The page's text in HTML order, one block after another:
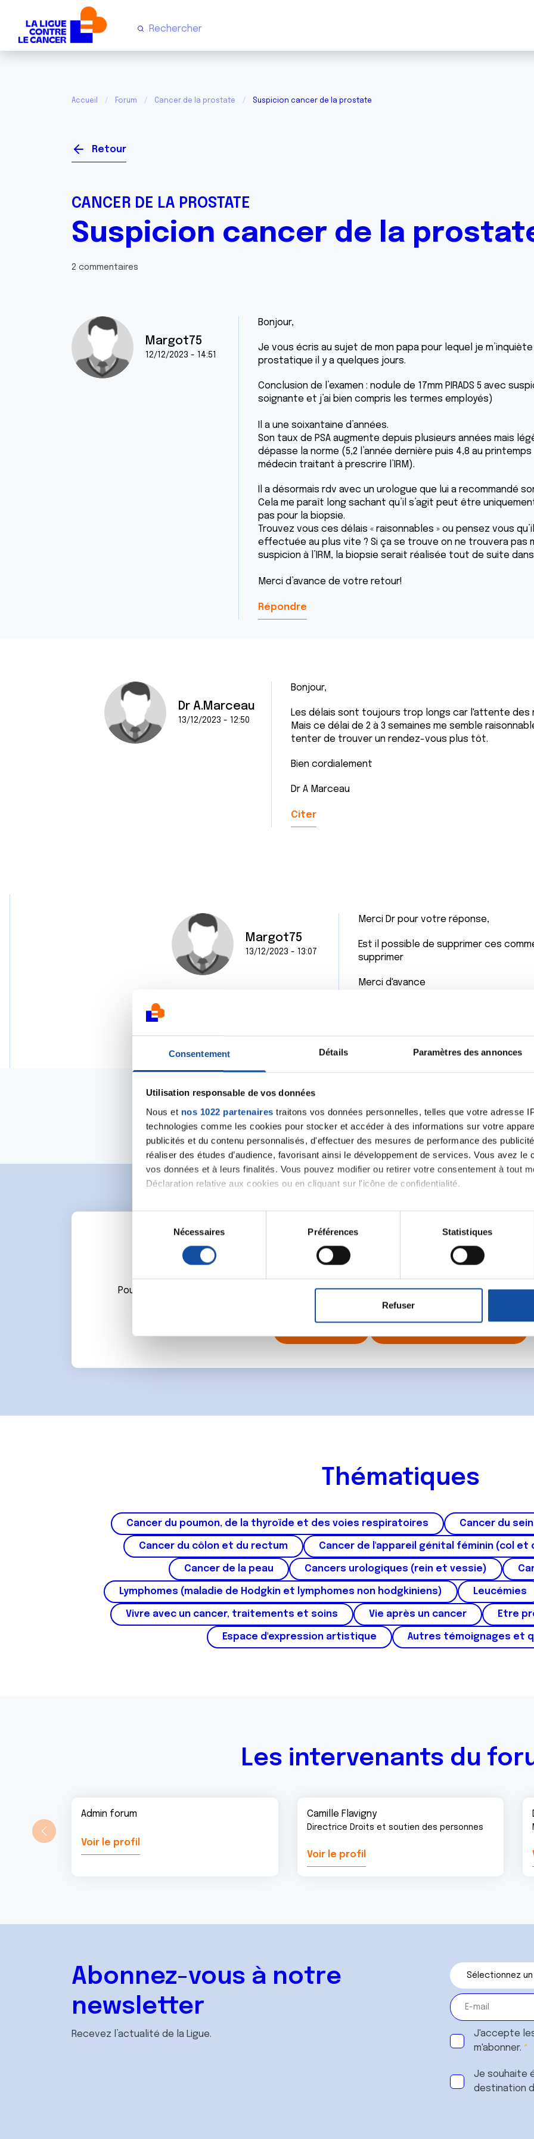
Consentement Détails Paramètres des annonces
Utilisation responsable de vos données
Nous et nos 1022 partenaires traitons vos données personnelles, telles que votre adresse
technologies comme les cookies pour stocker et accéder à des informations sur votre
publicités et du contenu personnalisés, d'effectuer des mesures de performance des
réaliser des études d’audience, favorisant ainsi le développement de services. Vous avez le
vos données et à leurs finalités. Vous pouvez modifier ou retirer votre consentement à tout
Déclaration relative aux cookies ou en cliquant sur l'icône de confidentialité.
Si vous le permettez, nous aimerions également :
Collecter des informations sur votre localisation géographique qui peuvent être
digitales).
Pour en savoir plus sur le traitement de vos données personnelles et définir vos
. Vous pouvez modifier ou retirer votre consentement à tout moment à partir de la
partenaires de médias sociaux, de publicité et d'analyse, qui peuvent combiner celles-ci
n
s
n
t
Nécessaires Préférences Statistiques
Refuser
Accueil Forum Cancer de la prostate Suspicion cancer de la prostate
Retour
CANCER DE LA PROSTATE
Suspicion cancer de la
2 commentaires
Margot75
12/12/2023 - 14:51
Bonjour,
Je vous écris au sujet de mon papa pour lequel je m’inquiète
prostatique il y a quelques jours.
Conclusion de l’examen : nodule de 17mm PIRADS 5 avec
soignante et j’ai bien compris les termes employés)
Il a une soixantaine d’années.
Son taux de PSA augmente depuis plusieurs années mais
dépasse la norme (5,2 l’année dernière puis 4,8 au
médecin traitant à prescrire l’IRM).
Il a désormais rdv avec un urologue que lui a recommandé
Cela me paraît long sachant qu’il s’agit peut être
pas pour la biopsie.
Trouvez vous ces délais « raisonnables » ou pensez vous
effectuée au plus vite ? Si ça se trouve on ne trouvera pas
suspicion à l’IRM, la biopsie serait réalisée tout de suite
Merci d’avance de votre retour!
Répondre
Dr A.Marceau
13/12/2023 - 12:50
Bonjour,
Les délais sont toujours trop longs car l'attente
Mais ce délai de 2 à 3 semaines me semble
tenter de trouver un rendez-vous plus tôt.
Bien cordialement
Dr A Marceau
Citer
Margot75
13/12/2023 - 13:07
Merci Dr pour votre réponse,
Est il possible de supprimer ces
supprimer
Merci d'avance
Ecrire un commentaire
Pour écrire un commentaire ou lancer une nouvelle discussion vous aurez besoin de vous
Thématiques
Cancer du poumon, de la thyroïde et des voies respiratoires Cancer du sein
Cancer du côlon et du rectum Cancer de l'appareil génital féminin (col
Cancer de la peau Cancers urologiques (rein et vessie)
Lymphomes (maladie de Hodgkin et lymphomes non hodgkiniens) Leucémies
Vivre avec un cancer, traitements et soins Vie après un cancer Etre
Espace d'expression artistique Autres témoignages et
Les intervenants du
Admin forum
Voir le profil
Camille Flavigny
Directrice Droits et soutien des personnes
Voir le profil
Abonnez-vous à notre
newsletter
Recevez l’actualité de la Ligue. J'accepte
m'abonner.
Je souhaite
destination